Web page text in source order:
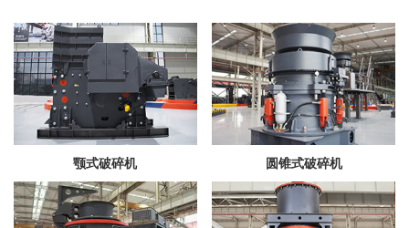
颚式破碎机 圆锥式破碎机